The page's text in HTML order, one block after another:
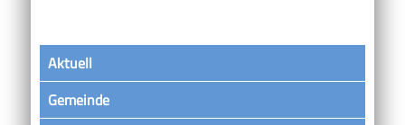
Aktuell
Gemeinde